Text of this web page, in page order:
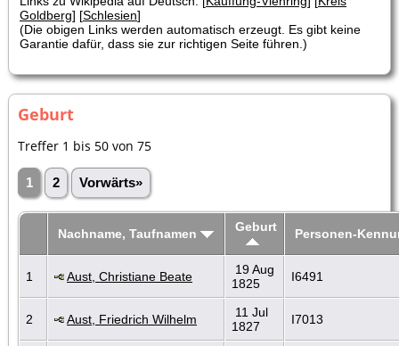
Goldberg] [Schlesien]
(Die obigen Links werden automatisch erzeugt. Es gibt keine
Garantie dafür, dass sie zur richtigen Seite führen.)
Geburt
Treffer 1 bis 50 von 75
1 2 Vorwärts»
Nachname, Taufnamen Geburt Personen-
1 Aust, Christiane Beate
19 Aug
1825
I6491
2 Aust, Friedrich Wilhelm
11 Jul
1827
I7013